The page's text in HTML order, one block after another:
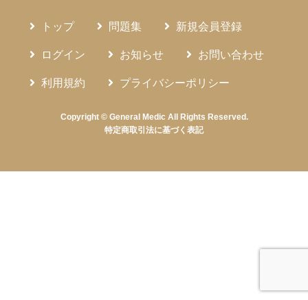
トップ 問題集 新規会員登録
ログイン お知らせ お問い合わせ
利用規約 プライバシーポリシー
Copyright © General Medic All Rights Reserved.
特定商取引法に基づく表記